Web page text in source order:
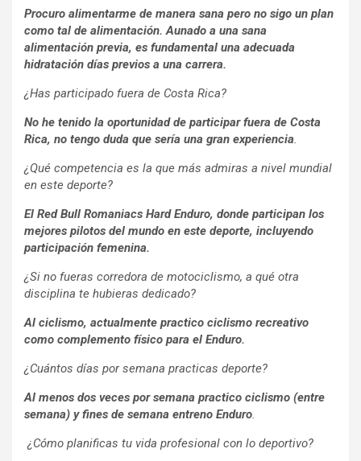
Procuro alimentarme de manera sana pero no sigo un plan
como tal de alimentación. Aunado a una sana
alimentación previa, es fundamental una adecuada
hidratación días previos a una carrera.
¿Has participado fuera de Costa Rica?
No he tenido la oportunidad de participar fuera de Costa
Rica, no tengo duda que sería una gran experiencia.
¿Qué competencia es la que más admiras a nivel mundial
en este deporte?
El Red Bull Romaniacs Hard Enduro, donde participan los
mejores pilotos del mundo en este deporte, incluyendo
participación femenina.
¿Si no fueras corredora de motociclismo, a qué otra
disciplina te hubieras dedicado?
Al ciclismo, actualmente practico ciclismo recreativo
como complemento físico para el Enduro.
¿Cuántos días por semana practicas deporte?
Al menos dos veces por semana practico ciclismo (entre
semana) y fines de semana entreno Enduro.
¿Cómo planificas tu vida profesional con lo deportivo?